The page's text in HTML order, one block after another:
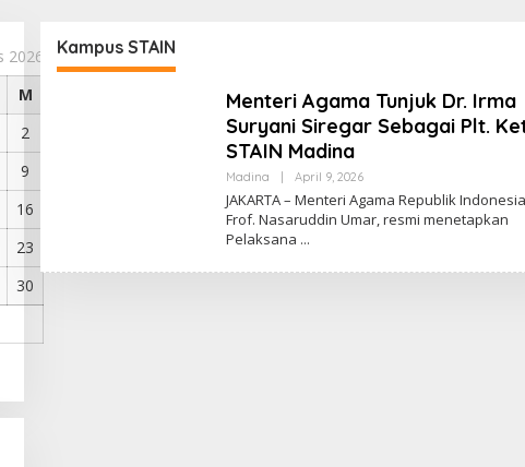
2026
M
2
9
16
23
30
Kampus STAIN
Menteri Agama Tunjuk Dr. Irma
Suryani Siregar Sebagai Plt.
STAIN Madina
Madina April 9, 2026Oleh
JAKARTA – Menteri Agama Republik
Frof. Nasaruddin Umar, resmi menetapkan
Pelaksana